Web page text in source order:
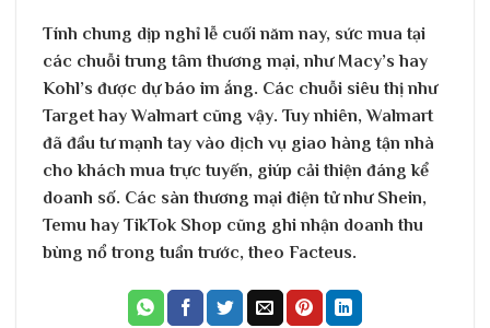
Tính chung dịp nghỉ lễ cuối năm nay, sức mua tại
các chuỗi trung tâm thương mại, như Macy’s hay
Kohl’s được dự báo im ắng. Các chuỗi siêu thị như
Target hay Walmart cũng vậy. Tuy nhiên, Walmart
đã đầu tư mạnh tay vào dịch vụ giao hàng tận nhà
cho khách mua trực tuyến, giúp cải thiện đáng kể
doanh số. Các sàn thương mại điện tử như Shein,
Temu hay TikTok Shop cũng ghi nhận doanh thu
bùng nổ trong tuần trước, theo Facteus.